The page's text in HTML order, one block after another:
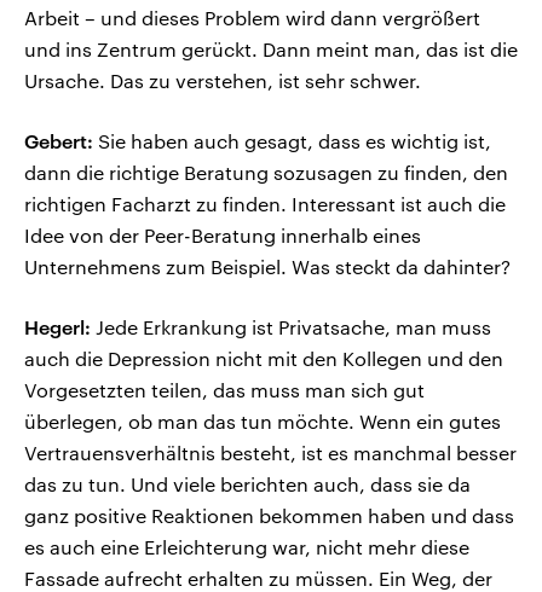
Arbeit – und dieses Problem wird dann vergrößert
und ins Zentrum gerückt. Dann meint man, das ist die
Ursache. Das zu verstehen, ist sehr schwer.
Gebert: Sie haben auch gesagt, dass es wichtig ist,
dann die richtige Beratung sozusagen zu finden, den
richtigen Facharzt zu finden. Interessant ist auch die
Idee von der Peer-Beratung innerhalb eines
Unternehmens zum Beispiel. Was steckt da dahinter?
Hegerl: Jede Erkrankung ist Privatsache, man muss
auch die Depression nicht mit den Kollegen und den
Vorgesetzten teilen, das muss man sich gut
überlegen, ob man das tun möchte. Wenn ein gutes
Vertrauensverhältnis besteht, ist es manchmal besser
das zu tun. Und viele berichten auch, dass sie da
ganz positive Reaktionen bekommen haben und dass
es auch eine Erleichterung war, nicht mehr diese
Fassade aufrecht erhalten zu müssen. Ein Weg, der